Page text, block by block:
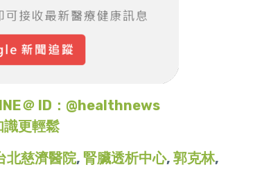
＠ ID：@healthnews
識更輕鬆
北慈濟醫院, 腎臟透析中心, 郭克林,